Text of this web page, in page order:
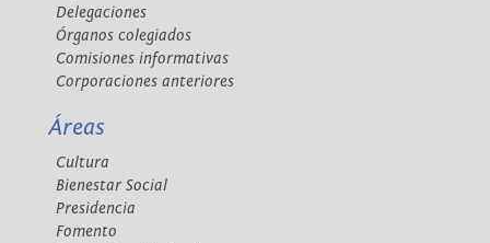
Delegaciones
Órganos colegiados
Comisiones informativas
Corporaciones anteriores
Áreas
Cultura
Bienestar Social
Presidencia
Fomento